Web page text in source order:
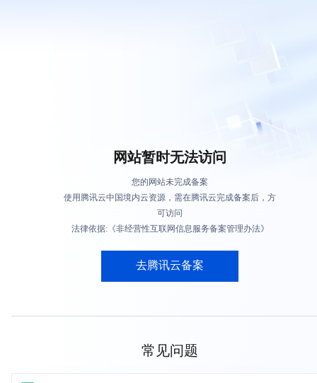
网站暂时无法访问
您的网站未完成备案
使用腾讯云中国境内云资源，需在腾讯云完成备案后，方
可访问
法律依据:《非经营性互联网信息服务备案管理办法》
去腾讯云备案
常见问题